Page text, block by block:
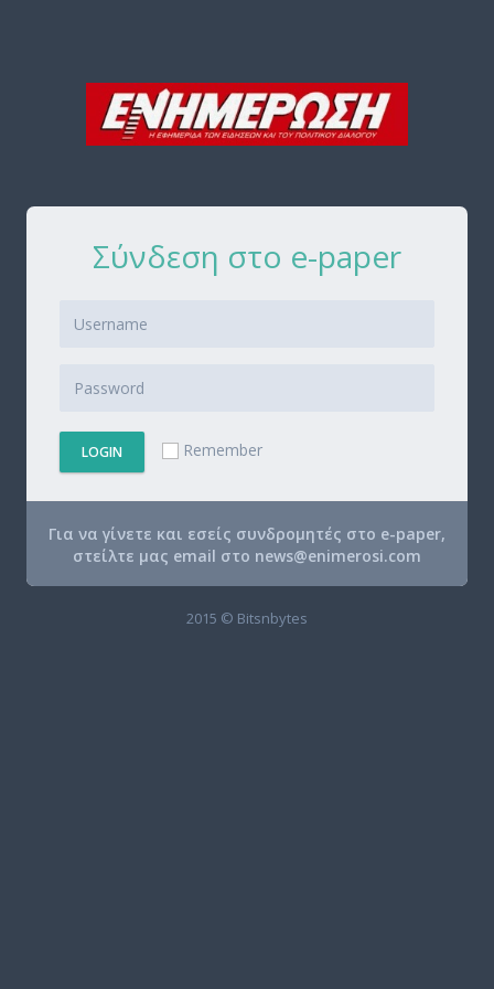
Σύνδεση στο e-paper
LOGIN Remember
Για να γίνετε και εσείς συνδρομητές στο e-paper,
στείλτε μας email στο news@enimerosi.com
2015 © Bitsnbytes